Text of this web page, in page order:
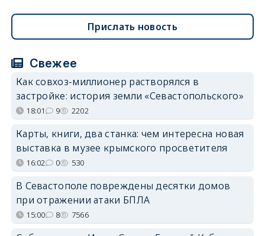
Прислать новость
Свежее
Как совхоз-миллионер растворялся в
застройке: история земли «Севастопольского»
18:01 9 2202
Карты, книги, два станка: чем интересна новая
выставка в музее крымского просветителя
16:02 0 530
В Севастополе повреждены десятки домов
при отражении атаки БПЛА
15:00 8 7566